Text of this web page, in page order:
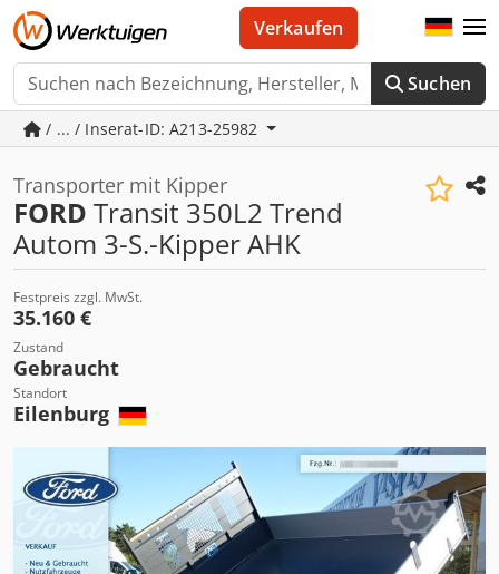
Suchen
Verkaufen
/ ... / Inserat-ID: A213-25982
Transporter mit Kipper
FORD Transit 350L2 Trend
Autom 3-S.-Kipper AHK
Festpreis zzgl. MwSt.
35.160 €
Zustand
Gebraucht
Standort
Eilenburg